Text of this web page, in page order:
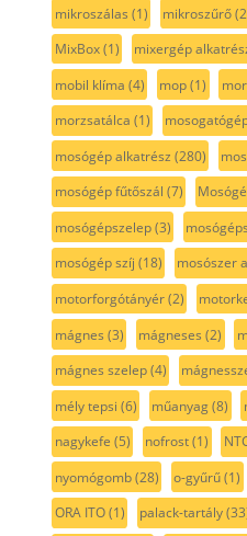
mikroszálas (1) mikroszűrő
MixBox(1) mixergép
mobil klíma (4) mop(1)
morzsatálca (1)
mosógép alkatrész (280)
mosógép fűtőszál (7)
mosógépszelep(3)
mosógép szíj (18) mosószer
motorforgótányér(2)
mágnes (3) mágneses (2)
mágnes szelep(4)
mély tepsi (6) műanyag(8)
nagykefe (5) nofrost(1)
nyomógomb(28) o-gyűrű(1)
ORA ITO(1) palack-tartály